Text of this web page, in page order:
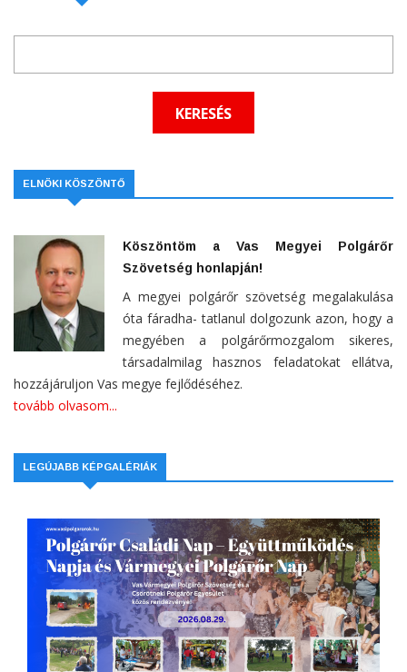
ELNÖKI KÖSZÖNTŐ
Köszöntöm a Vas Megyei Polgárőr
Szövetség honlapján!
A megyei polgárőr szövetség megalakulása
óta fáradha- tatlanul dolgozunk azon, hogy a
megyében a polgárőrmozgalom sikeres,
társadalmilag hasznos feladatokat ellátva,
hozzájáruljon Vas megye fejlődéséhez.
tovább olvasom...
LEGÚJABB KÉPGALÉRIÁK